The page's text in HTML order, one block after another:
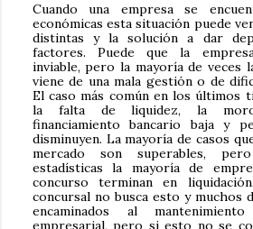
Cuando una empresa se
económicas esta situación puede
distintas y la solución a dar
factores. Puede que la
inviable, pero la mayoría de veces
viene de una mala gestión o de
El caso más común en los últimos
la falta de liquidez, la
financiamiento bancario baja y
disminuyen. La mayoría de casos
mercado son superables,
estadísticas la mayoría de
concurso terminan en
concursal no busca esto y muchos
encaminados al
empresarial, pero si esto no se